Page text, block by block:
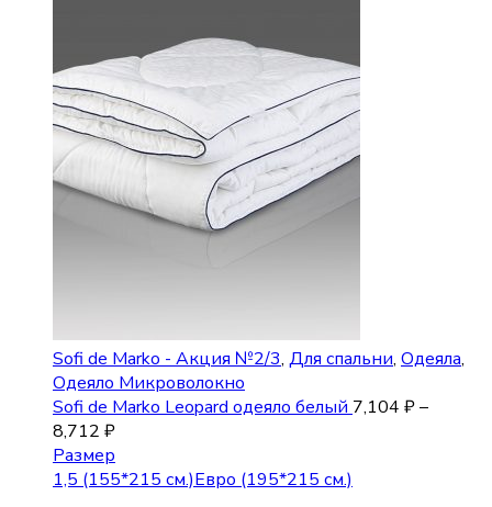
Sofi de Marko - Акция №2/3, Для спальни, Одеяла,
Одеяло Микроволокно
Sofi de Marko Leopard одеяло белый 7,104 ₽–
8,712 ₽
Размер
1,5 (155*215 см.)Евро (195*215 см.)